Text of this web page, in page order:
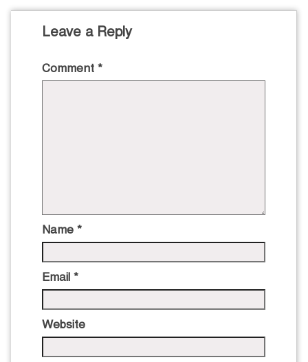
Leave a Reply
Comment *
Name *
Email *
Website